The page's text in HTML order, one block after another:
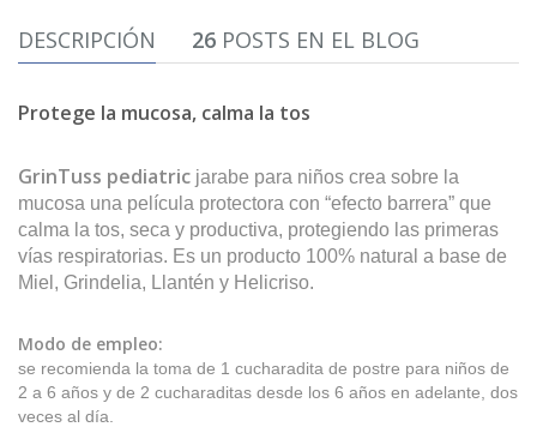
DESCRIPCIÓN 26 POSTS EN EL BLOG
Protege la mucosa, calma la tos
GrinTuss pediatric jarabe para niños crea sobre la
mucosa una película protectora con “efecto barrera” que
calma la tos, seca y productiva, protegiendo las primeras
vías respiratorias. Es un producto 100% natural a base de
Miel, Grindelia, Llantén y Helicriso.
Modo de empleo:
se recomienda la toma de 1 cucharadita de postre para niños de
2 a 6 años y de 2 cucharaditas desde los 6 años en adelante, dos
veces al día.